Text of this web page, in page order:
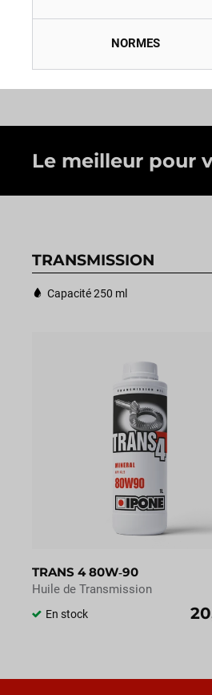
NORMES
Le meilleur pour
TRANSMISSION
Capacité 250 ml
TRANS 4 80W‑90
Huile de Transmission
En stock